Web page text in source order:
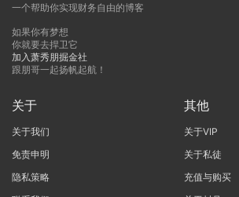
一个帮助你实现财务自由的博客
如果你有梦想
你就要去捍卫它
加入萧秀朋掘金社
跟朋哥一起扬帆起航！
关于
关于我们
免责申明
隐私策略
其他
关于VIP
关于私徒
充值与购买